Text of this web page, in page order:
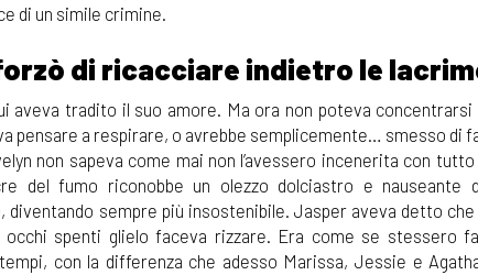
di un simile crimine.
di ricacciare indietro le
aveva tradito il suo amore. Ma ora non poteva concentrarsi
pensare a respirare, o avrebbe semplicemente… smesso di
non sapeva come mai non l’avessero incenerita con tutto
del fumo riconobbe un olezzo dolciastro e nauseante
sempre più insostenibile. Jasper aveva detto
spenti glielo faceva rizzare. Era come se stessero
con la differenza che adesso Marissa, Jessie e